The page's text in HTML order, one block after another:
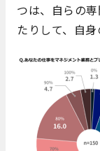
つは、自らの
たりして、自